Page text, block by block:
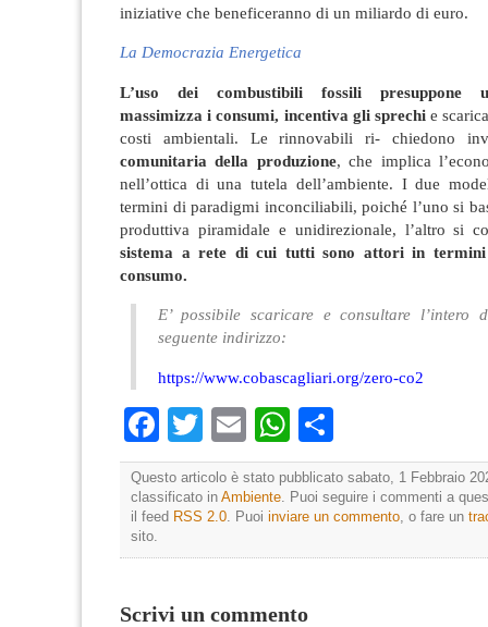
iniziative che beneficeranno di un miliardo di euro.
La Democrazia Energetica
L’uso dei combustibili fossili presuppone
massimizza i consumi, incentiva gli sprechie
costi ambientali. Le rinnovabili ri- chiedono
comunitaria della produzione, che implica
nell’ottica di una tutela dell’ambiente. I due
termini di paradigmi inconciliabili, poiché l’uno si
produttiva piramidale e unidirezionale, l’altro si
sistema a rete di cui tutti sono attori in termini
consumo.
E’ possibile scaricare e consultare l’intero
seguente indirizzo:
https://www.cobascagliari.org/zero-co2
Facebook
TwitterEmailWhatsApp
Questo articolo è stato pubblicato sabato, 1 Febbraio
classificato in Ambiente . Puoi seguire i commenti a
il feed RSS 2.0 . Puoi inviare un commento , o fare un
sito.
Scrivi un commento